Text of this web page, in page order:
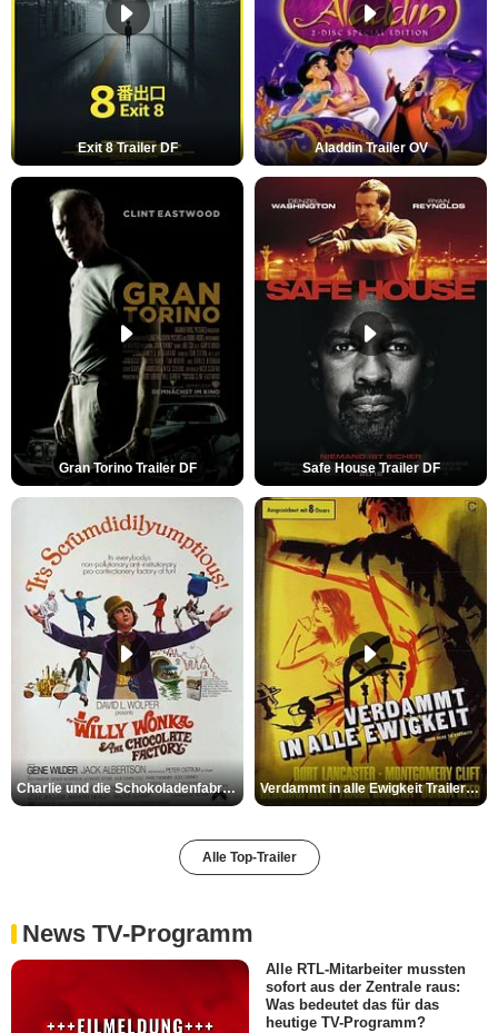
Exit 8 Trailer DF Aladdin Trailer OV
Gran Torino Trailer DF Safe House Trailer DF
Charlie und die Schokoladenfabrik Trailer OV Verdammt in alle Ewigkeit Trailer OV
Alle Top-Trailer
News TV-Programm
Alle RTL-Mitarbeiter mussten
sofort aus der Zentrale raus:
Was bedeutet das für das
heutige TV-Programm?